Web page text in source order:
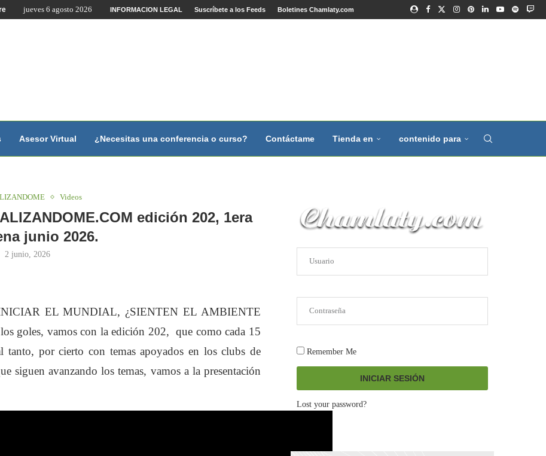
lista...jueves 6 agosto 2026 INFORMACION LEGAL Suscríbete a los Feeds Boletines Chamlaty.com
Asesor Virtual ¿Necesitas una conferencia o curso? Contáctame Tienda en contenido para
Videos
edición 202, 1era
junio 2026.
2 junio, 2026
EL MUNDIAL, ¿SIENTEN EL AMBIENTE
goles, vamos con la edición 202, que como cada 15
tanto, por cierto con temas apoyados en los clubs de
siguen avanzando los temas, vamos a la presentación
Remember Me
INICIAR SESIÓN
Lost your password?